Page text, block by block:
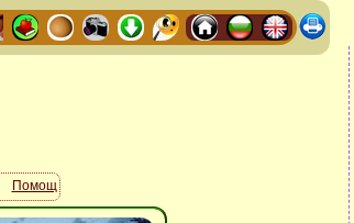
Помощ